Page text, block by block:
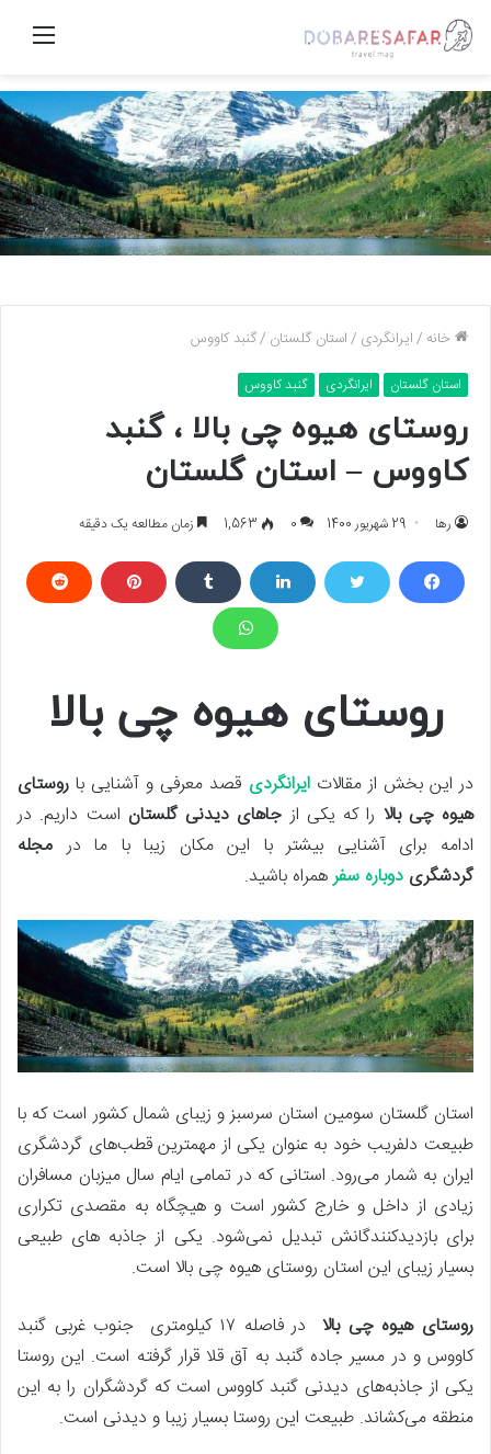
منو
خانه /ایرانگردی /استان گلستان /گنبد کاووس
استان گلستان ایرانگردی گنبد کاووس
روستای هیوه چی بالا ، گنبد
کاووس – استان گلستان
رها 29 شهریور 1400 0
1,563 زمان مطالعه یک دقیقه
روستای هیوه چی بالا
در این بخش از مقالات ایرانگردی قصد معرفی و آشنایی با روستای
هیوه چی بالا را که یکی از جاهای دیدنی گلستان است داریم. در
ادامه برای آشنایی بیشتر با این مکان زیبا با ما در مجله
گردشگری دوباره سفرهمراه باشید.
استان گلستان سومین استان سرسبز و زیبای شمال کشور است که با
طبیعت دلفریب خود به عنوان یکی از مهمترین قطب‌های گردشگری
ایران به شمار می‌رود. استانی که در تمامی ایام سال میزبان مسافران
زیادی از داخل و خارج کشور است و هیچگاه به مقصدی تکراری
برای بازدیدکنندگانش تبدیل نمی‌شود. یکی از جاذبه های طبیعی
بسیار زیبای این استان روستای هیوه چی بالا است.
روستای هیوه چی بالا
در فاصله ۱۷ کیلومتری جنوب غربی گنبد
کاووس و در مسیر جاده گنبد به آق قلا قرار گرفته است. این روستا
یکی از جاذبه‌های دیدنی گنبد کاووس است که گردشگران را به این
منطقه می‌کشاند. طبیعت این روستا بسیار زیبا و دیدنی است.